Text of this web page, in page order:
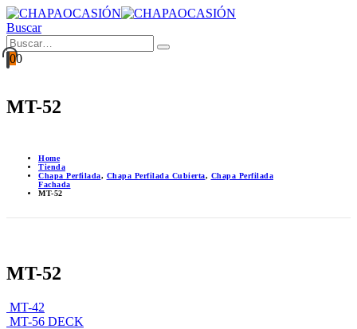
Buscar
00
MT-52
Home
Tienda
Chapa Perfilada, Chapa Perfilada Cubierta, Chapa Perfilada
Fachada
MT-52
MT-52
MT-42
MT-56 DECK